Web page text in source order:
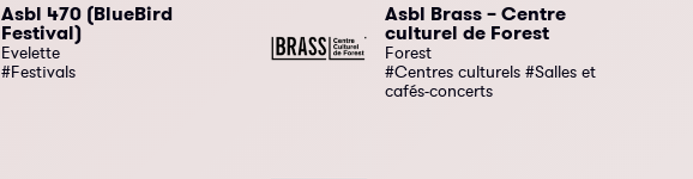
Asbl 470 (BlueBird
Festival)
Evelette
#Festivals
Asbl Brass – Centre
culturel de Forest
Forest
#Centres culturels #Salles et
cafés-concerts